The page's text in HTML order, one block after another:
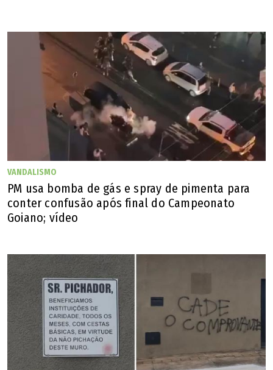
VANDALISMO
PM usa bomba de gás e spray de pimenta para
conter confusão após final do Campeonato
Goiano; vídeo